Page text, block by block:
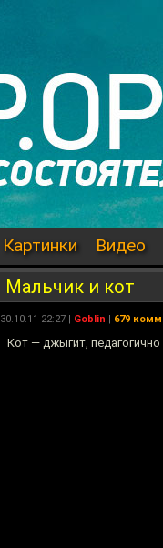
Картинки Видео
Мальчик и кот
30.10.11 22:27 | Goblin | 679
Кот — джыгит, педагогично